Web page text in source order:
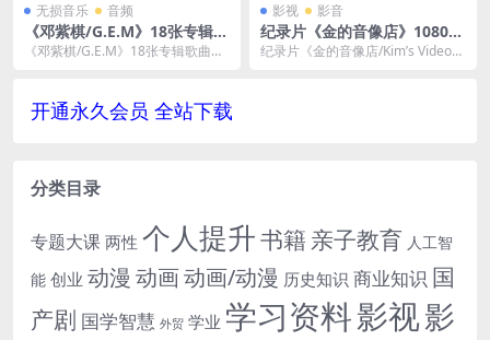
无损音乐 音频
《邓紫棋/G.E.M》18张专辑歌
曲无损+MP3音乐合集-百度云
《邓紫棋/G.E.M》18张专辑歌曲无
影视 影音
纪录片《金的音像店》1080P
[MP4]云网盘下载
纪录片《金的音像店/Kim’s Video》
开通永久会员 全站下载
分类目录
专题大课 两性 个人提升书籍 亲子教育 人工智
能 创业 动漫 动画动画/动漫 历史知识 商业知识 国
产剧 国学智慧 外贸 学业 学习资料影视影